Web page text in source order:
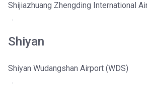
Shijiazhuang Zhengding International
Shiyan
Shiyan Wudangshan Airport (WDS)